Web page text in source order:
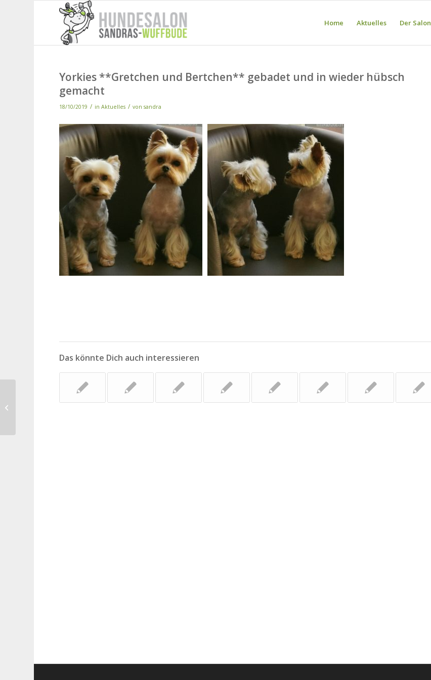
Home Aktuelles Der Salon
Yorkies **Gretchen und Bertchen** gebadet und in wieder hübsch
gemacht
18/10/2019 / inAktuelles / vonsandra
Das könnte Dich auch interessieren
Golden-Retriever Mädchen Esme